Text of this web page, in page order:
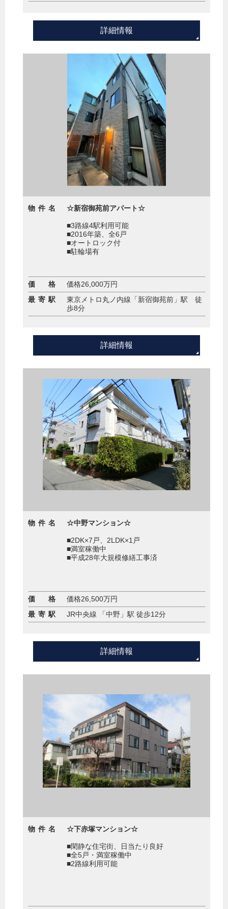
詳細情報
物件名 ☆新宿御苑前アパート☆
■3路線4駅利用可能
■2016年築、全6戸
■オートロック付
■駐輪場有
価 格
価格26,000万円
最寄駅
東京メトロ丸ノ内線「新宿御苑前」駅 徒
歩8分
詳細情報
物件名 ☆中野マンション☆
■2DK×7戸、2LDK×1戸
■満室稼働中
■平成28年大規模修繕工事済
価 格
価格26,500万円
最寄駅
JR中央線 「中野」駅 徒歩12分
詳細情報
物件名 ☆下赤塚マンション☆
■閑静な住宅街、日当たり良好
■全5戸・満室稼働中
■2路線利用可能